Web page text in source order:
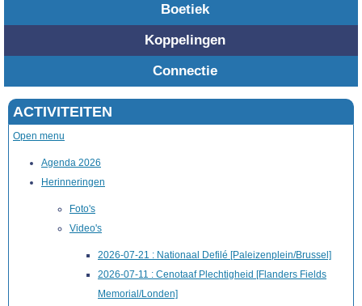
Boetiek
Koppelingen
Connectie
ACTIVITEITEN
Open menu
Agenda 2026
Herinneringen
Foto's
Video's
2026-07-21 : Nationaal Defilé [Paleizenplein/Brussel]
2026-07-11 : Cenotaaf Plechtigheid [Flanders Fields
Memorial/Londen]